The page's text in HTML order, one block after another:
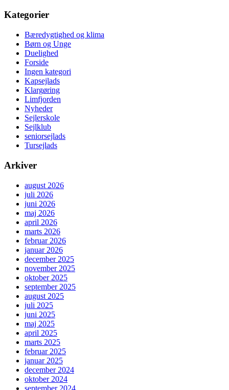
Kategorier
Bæredygtighed og klima
Børn og Unge
Duelighed
Forside
Ingen kategori
Kapsejlads
Klargøring
Limfjorden
Nyheder
Sejlerskole
Sejlklub
seniorsejlads
Tursejlads
Arkiver
august 2026
juli 2026
juni 2026
maj 2026
april 2026
marts 2026
februar 2026
januar 2026
december 2025
november 2025
oktober 2025
september 2025
august 2025
juli 2025
juni 2025
maj 2025
april 2025
marts 2025
februar 2025
januar 2025
december 2024
oktober 2024
september 2024